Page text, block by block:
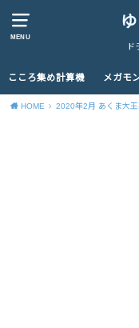
MENU
こころ集め計算機 メガモ
HOME 2020年2月 あくま大王